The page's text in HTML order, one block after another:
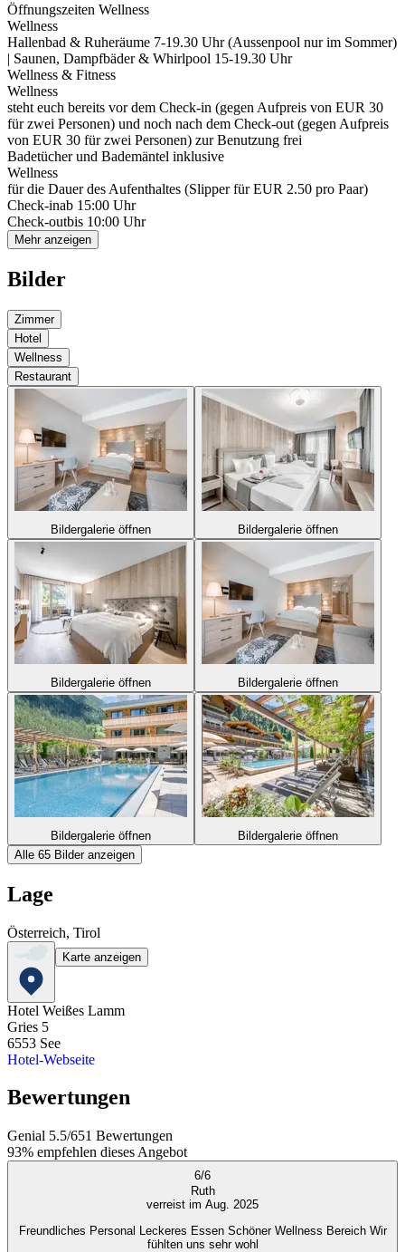
Öffnungszeiten Wellness
Wellness
Hallenbad & Ruheräume 7-19.30 Uhr (Aussenpool nur im Sommer)
| Saunen, Dampfbäder & Whirlpool 15-19.30 Uhr
Wellness & Fitness
Wellness
steht euch bereits vor dem Check-in (gegen Aufpreis von EUR 30
für zwei Personen) und noch nach dem Check-out (gegen Aufpreis
von EUR 30 für zwei Personen) zur Benutzung frei
Badetücher und Bademäntel inklusive
Wellness
für die Dauer des Aufenthaltes (Slipper für EUR 2.50 pro Paar)
Check-inab 15:00 Uhr
Check-outbis 10:00 Uhr
Mehr anzeigen
Bilder
Zimmer
Hotel
Wellness
Restaurant
Bildergalerie öffnen Bildergalerie öffnen
Bildergalerie öffnen Bildergalerie öffnen
Bildergalerie öffnen
Bildergalerie öffnen
Alle 65 Bilder anzeigen
Lage
Österreich, Tirol
Karte anzeigen
Hotel Weißes Lamm
Gries 5
6553 See
Hotel-Webseite
Bewertungen
Genial 5.5/651 Bewertungen
93% empfehlen dieses Angebot
6/6
Ruth
verreist im Aug. 2025
Freundliches Personal Leckeres Essen Schöner Wellness Bereich Wir
fühlten uns sehr wohl